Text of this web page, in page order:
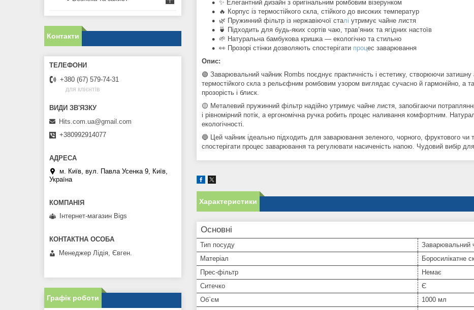
✨ Елегантний дизайн з оригінальним ромбовим візерунком
🔥 Корпус із термостійкого скла, стійкого до високих температур
🌿 Пружинний фільтр із нержавіючої сталі утримує чайне листя
🍵 Підходить для будь-яких сортів чаю, трав’яних та ягідних настоїв
🌱 Натуральна бамбукова кришка — екологічно та стильно
👀 Прозорі стінки дозволяють спостерігати процес заварювання
Опис:
🟢 Заварювальний чайник Rombs поєднує практичність і естетику, створюючи
термостійкого скла з рельєфним ромбовим узором виглядає сучасно й гармонійно, а
прозорість і блиск.
🟡 Металевий пружинний фільтр надійно утримує чайне листя, запобігаючи
і рівномірний потік, а ергономічна ручка робить процес наливання комфортним.
екологічності.
🔵 Цей чайник ідеально підходить для заварювання зеленого, чорного, фруктового чи
спостерігати процес заварювання та регулювати насиченість напою. Чудовий вибір
Характеристики
Основні
Тип посуду
Заварювальний
Матеріал
Боросилікатне
Прес-фільтр
Немає
Ситечко
Є
Об`єм
1000 мл
Контакти
+380 (67) 579-74-31
для клієнтів
Hits.com.ua@gmail.com
+380992914077
м. Київ, вул. Павла Усенка 9, Київ,
Україна
Інтернет-магазин Bigs
Менеджер Лідія, Євген.
Графік роботи